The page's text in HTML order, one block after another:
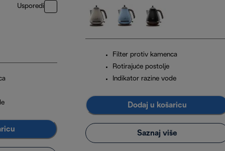
Usporedi
Filter protiv kamenca
Rotirajuće postolje
Indikator razine vode
Dodaj u košaricu
Saznaj više